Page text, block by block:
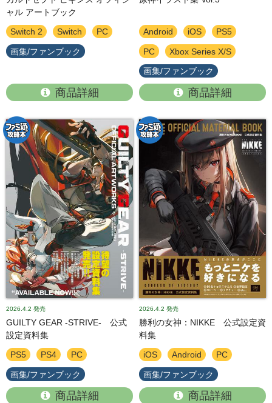
ャル アートブック
Switch 2 Switch PC
画集/ファンブック
商品詳細
Android iOS PS5
PC Xbox Series X/S
画集/ファンブック
商品詳細
2026.4.2 発売
GUILTY GEAR -STRIVE- 公式
設定資料集
PS5 PS4 PC
画集/ファンブック
商品詳細
2026.4.2 発売
勝利の女神：NIKKE 公式設定資
料集
iOS Android PC
画集/ファンブック
商品詳細